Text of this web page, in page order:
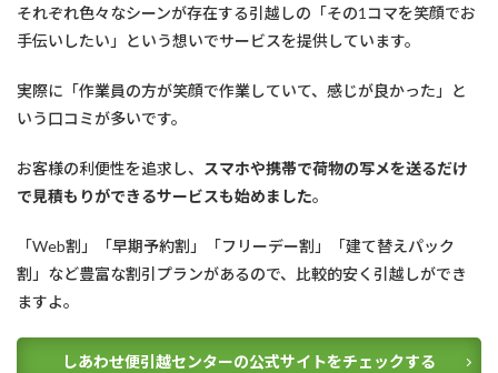
それぞれ色々なシーンが存在する引越しの「その1コマを笑顔でお
手伝いしたい」という想いでサービスを提供しています。
実際に「作業員の方が笑顔で作業していて、感じが良かった」と
いう口コミが多いです。
お客様の利便性を追求し、
スマホや携帯で荷物の写メを送るだけ
で見積もりができるサービスも始めました。
「Web割」「早期予約割」「フリーデー割」「建て替えパック
割」など豊富な割引プランがあるので、比較的安く引越しができ
ますよ。
しあわせ便引越センターの公式サイトをチェックする